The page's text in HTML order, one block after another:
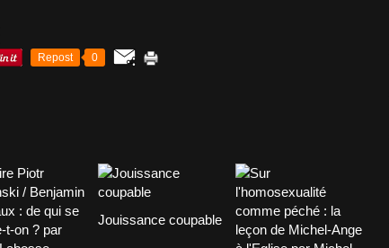
Repost 0
Jouissance coupable